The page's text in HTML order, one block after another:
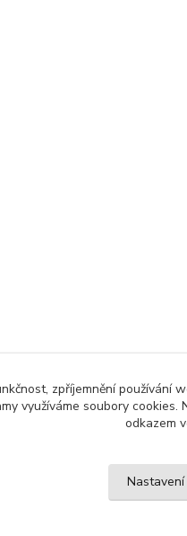
zpříjemnění používání
využíváme soubory
odkazem
Nastavení